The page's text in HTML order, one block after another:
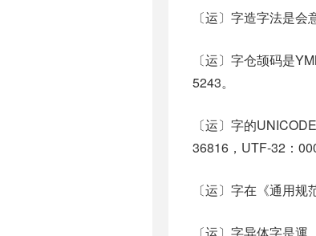
〔运〕字造字法是
〔运〕字仓颉码是
5243。
〔运〕字的
36816，UTF-32：
〔运〕字在《通用